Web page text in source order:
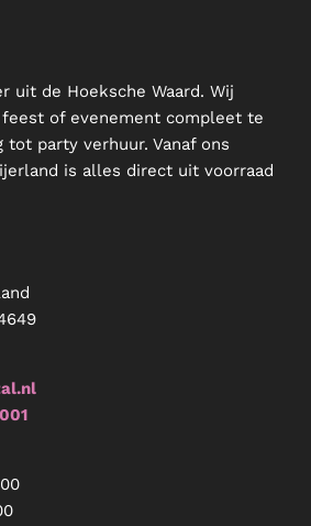
uit de Hoeksche Waard. Wij
of evenement compleet te
tot party verhuur. Vanaf ons
is alles direct uit voorraad